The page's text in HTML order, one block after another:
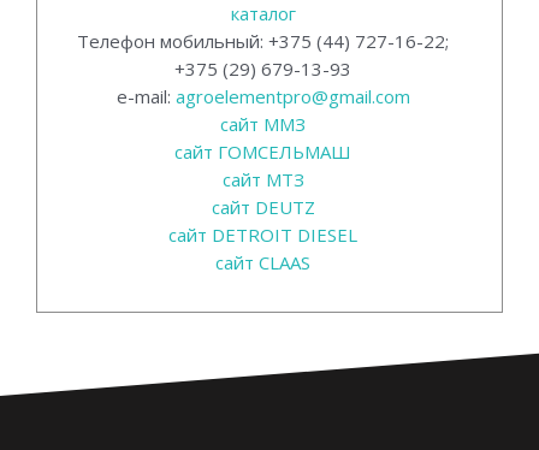
каталог
Телефон мобильный: +375 (44) 727-16-22;
+375 (29) 679-13-93
e-mail: agroelementpro@gmail.com
сайт ММЗ
сайт ГОМСЕЛЬМАШ
сайт МТЗ
сайт DEUTZ
сайт DETROIT DIESEL
сайт CLAAS